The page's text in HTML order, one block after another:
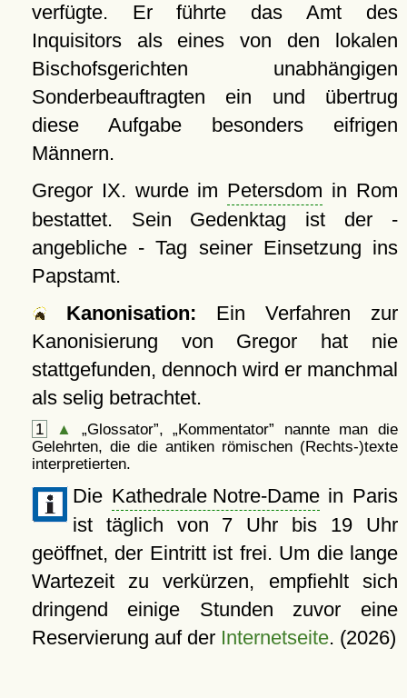
verfügte. Er führte das Amt des
Inquisitors als eines von den lokalen
Bischofsgerichten unabhängigen
Sonderbeauftragten ein und übertrug
diese Aufgabe besonders eifrigen
Männern.
Gregor IX. wurde im Petersdom in Rom
bestattet. Sein Gedenktag ist der -
angebliche - Tag seiner Einsetzung ins
Papstamt.
Kanonisation: Ein Verfahren zur
Kanonisierung von Gregor hat nie
stattgefunden, dennoch wird er manchmal
als selig betrachtet.
1 ▲ Glossator , Kommentator
nannte man die
Gelehrten, die die antiken römischen (Rechts-)texte
interpretierten.
Die Kathedrale Notre-Damein Paris
ist täglich von 7 Uhr bis 19 Uhr
geöffnet, der Eintritt ist frei. Um die lange
Wartezeit zu verkürzen, empfiehlt sich
dringend einige Stunden zuvor eine
Reservierung auf der Internetseite. (2026)